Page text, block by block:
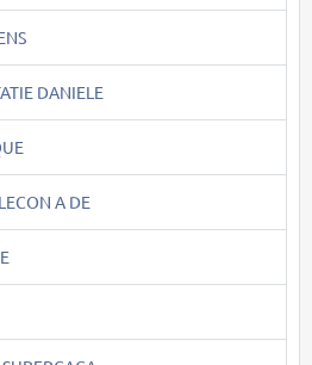
DANIELE
A DE